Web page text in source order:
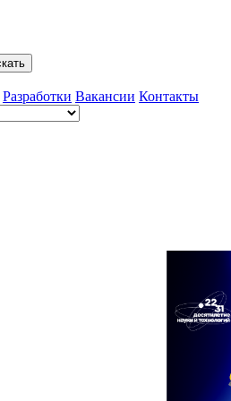
Разработки Вакансии Контакты